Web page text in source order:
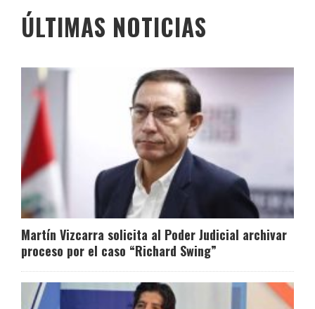
ÚLTIMAS NOTICIAS
Martín Vizcarra solicita al Poder Judicial archivar
proceso por el caso “Richard Swing”